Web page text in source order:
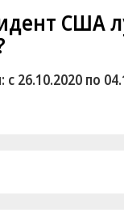
США
26.10.2020 по